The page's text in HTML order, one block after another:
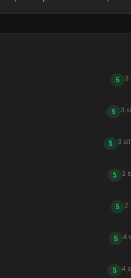
5 3
5 3
5 3 sil.
5 3
5 2
5 4
5 4